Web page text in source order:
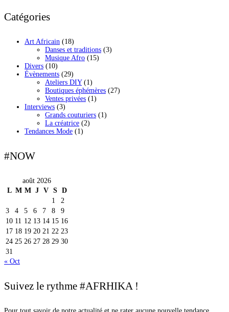
Catégories
Art Africain (18)
Danses et traditions (3)
Musique Afro (15)
Divers (10)
Évènements (29)
Ateliers DIY (1)
Boutiques éphémères (27)
Ventes privées (1)
Interviews (3)
Grands couturiers (1)
La créatrice (2)
Tendances Mode (1)
#NOW
août 2026
L M M J V S D
1
2
3
4 5 6 7 8
9
10 11 12 13 14 15 16
17 18 19 20 21 22 23
24 25 26 27 28 29 30
31
« Oct
Suivez le rythme #AFRHIKA !